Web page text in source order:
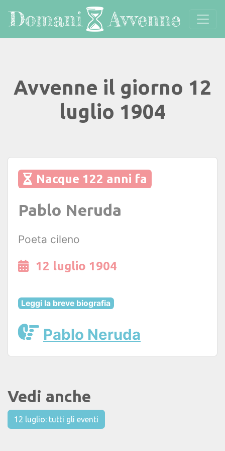
Avvenne il giorno 12
luglio 1904
Nacque 122 anni fa
Pablo Neruda
Poeta cileno
12 luglio 1904
Leggi la breve biografia
Pablo Neruda
Vedi anche
12 luglio: tutti gli eventi